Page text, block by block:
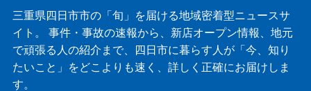
三重県四日市市の「旬」を届ける地域密着型ニュースサ
イト。 事件・事故の速報から、新店オープン情報、地元
で頑張る人の紹介まで、四日市に暮らす人が「今、知り
たいこと」をどこよりも速く、詳しく正確にお届けしま
す。